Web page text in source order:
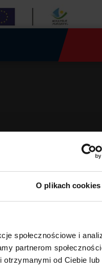
O plikach cookies
społecznościowe i
partnerom
otrzymanymi od Ciebie lub
powyżej.